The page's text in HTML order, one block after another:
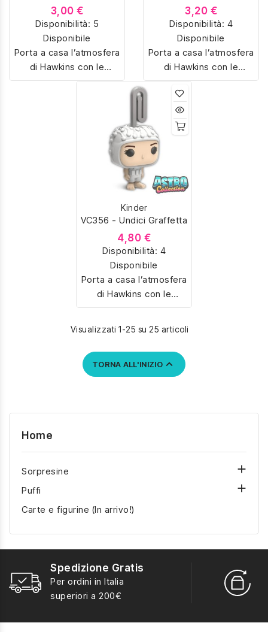
3,00 €
Disponibilità: 5
Disponibile
Porta a casa l’atmosfera
di Hawkins con le
sorpresine Kinder Joy
Demogorgon e tanti altri
personaggi iconici della
serie Netflix, riprodotti in
collezionisti, ideali anche
come regalo originale.
Cavo
3,20 €
Disponibilità: 4
Disponibile
Porta a casa l’atmosfera
di Hawkins con le
sorpresine Kinder Joy
dedicate a Stranger
Things. Colleziona
Eleven, Dustin,
Demogorgon e tanti altri
personaggi iconici della
serie Netflix, riprodotti in
miniatura con dettagli
unici. Perfetti per fan e
come regalo originale.
Kinder
VC356 - Undici Graffetta
4,80 €
Disponibilità: 4
Disponibile
Porta a casa l’atmosfera
di Hawkins con le
sorpresine Kinder Joy
Eleven, Dustin,
Demogorgon e tanti altri
personaggi iconici della
come regalo originale.
Visualizzati 1-25 su 25 articoli
TORNA ALL'INIZIO
Home
Sorpresine 
Puffi 
Carte e figurine (In arrivo!)
Spedizione Gratis
Per ordini in Italia
superiori a 200€